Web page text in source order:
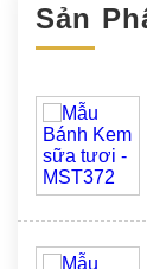
Sản